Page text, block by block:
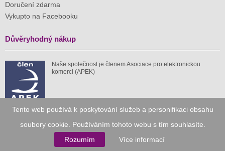
Tento web používá k poskytování služeb a personifikaci obsahu
soubory cookie. Používáním tohoto webu s tím souhlasíte.
Rozumím
Více informací
Doručení zdarma
Vykupto na Facebooku
Důvěryhodný nákup
Naše společnost je členem Asociace pro elektronickou
komerci (APEK)
Již od roku 2010